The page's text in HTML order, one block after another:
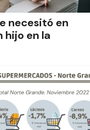
necesitó en
hijo en la